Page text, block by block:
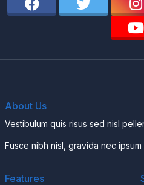
About Us
Vestibulum quis risus sed nisl
Fusce nibh nisl, gravida nec
Features